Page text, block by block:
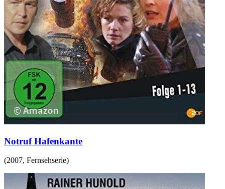
Notruf Hafenkante
(2007, Fernsehserie)